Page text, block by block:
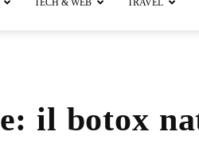
TECH & WEB TRAVEL
il botox